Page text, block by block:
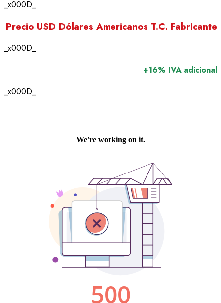
_x000D_
Precio USD Dólares Americanos T.C. Fabricante
_x000D_
+16% IVA adicional
_x000D_